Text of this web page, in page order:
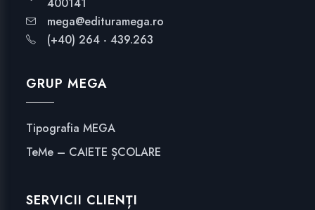
mega@edituramega.ro
(+40) 264 - 439.263
GRUP MEGA
Tipografia MEGA
TeMe – CAIETE ȘCOLARE
SERVICII CLIENȚI